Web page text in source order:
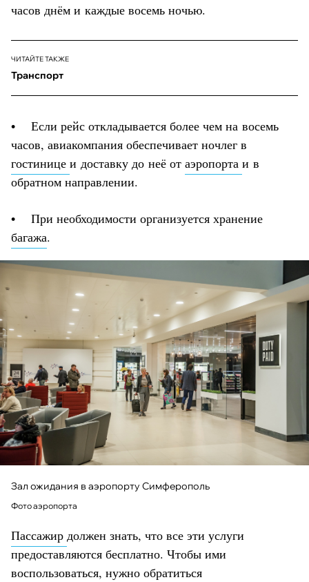
часов днём и каждые восемь ночью.
ЧИТАЙТЕ ТАКЖЕ
Транспорт
• Если рейс откладывается более чем на восемь
часов, авиакомпания обеспечивает ночлег в
гостинице и доставку до неё от аэропорта и в
обратном направлении.
• При необходимости организуется хранение
багажа.
Зал ожидания в аэропорту Симферополь
Фото аэропорта
Пассажир должен знать, что все эти услуги
предоставляются бесплатно. Чтобы ими
воспользоваться, нужно обратиться